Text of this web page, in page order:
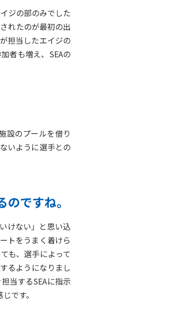
ジの部のみでした
れたのが最初の出
担当したエイジの
者も増え、SEAの
設のプールを借り
いように選手との
ですね。
けない」と思い込
トをうまく着けら
も、選手によって
るようになりまし
当するSEAに指示
です。